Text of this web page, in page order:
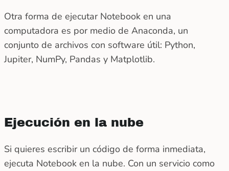
Otra forma de ejecutar Notebook en una
computadora es por medio de Anaconda, un
conjunto de archivos con software útil: Python,
Jupiter, NumPy, Pandas y Matplotlib.
Ejecución en la nube
Si quieres escribir un código de forma inmediata,
ejecuta Notebook en la nube. Con un servicio como